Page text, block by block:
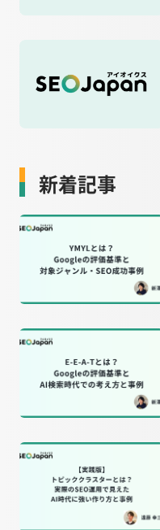
新着記事